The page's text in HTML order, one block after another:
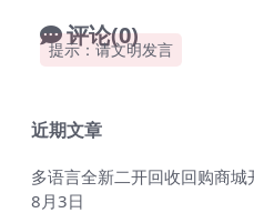
评论(0)
提示：请文明发言
近期文章
多语言全新二开回收回购商城
8月3日